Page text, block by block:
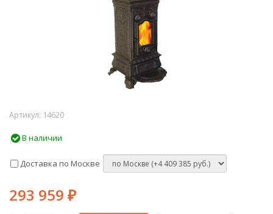
Артикул: 14620
В наличии
Доставка по Москве
293 959 ₽